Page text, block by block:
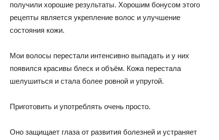
получили хорошие результаты. Хорошим бонусом этого
рецепты является укрепление волос и улучшение
состояния кожи.
Мои волосы перестали интенсивно выпадать и у них
появился красивы блеск и объём. Кожа перестала
шелушиться и стала более ровной и упругой.
Приготовить и употреблять очень просто.
Оно защищает глаза от развития болезней и устраняет